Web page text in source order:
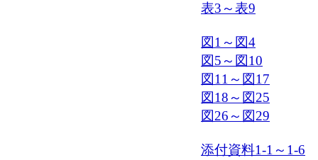
表3～表9
図1～図4
図5～図10
図11～図17
図18～図25
図26～図29
添付資料1-1～1-6